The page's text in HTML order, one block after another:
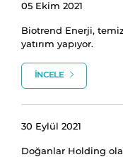
05 Ekim 2021
Biotrend Enerji,
yatırım yapıyor.
İNCELE
30 Eylül 2021
Doğanlar Holding